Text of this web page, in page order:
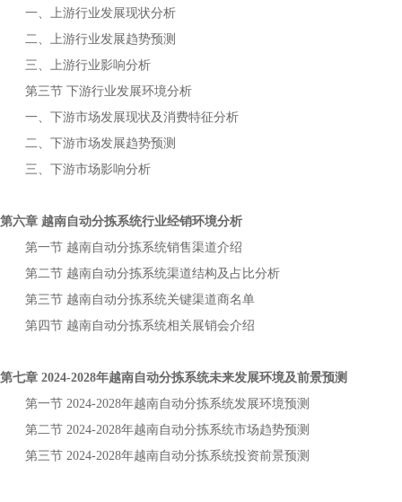
一、上游行业发展现状分析
二、上游行业发展趋势预测
三、上游行业影响分析
第三节 下游行业发展环境分析
一、下游市场发展现状及消费特征分析
二、下游市场发展趋势预测
三、下游市场影响分析
第六章 越南自动分拣系统行业经销环境分析
第一节 越南自动分拣系统销售渠道介绍
第二节 越南自动分拣系统渠道结构及占比分析
第三节 越南自动分拣系统关键渠道商名单
第四节 越南自动分拣系统相关展销会介绍
第七章 2024-2028年越南自动分拣系统未来发展环境及前景预测
第一节 2024-2028年越南自动分拣系统发展环境预测
第二节 2024-2028年越南自动分拣系统市场趋势预测
第三节 2024-2028年越南自动分拣系统投资前景预测